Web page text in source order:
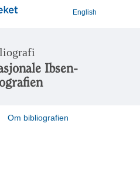
English
Ibsen-
Om bibliografien